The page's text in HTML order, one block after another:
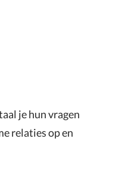
je hun vragen
relaties op en